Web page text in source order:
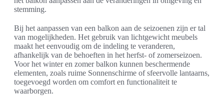
stemming.
Bij het aanpassen van een balkon aan de seizoenen zijn er tal
van mogelijkheden. Het gebruik van lichtgewicht meubels
maakt het eenvoudig om de indeling te veranderen,
afhankelijk van de behoeften in het herfst- of zomerseizoen.
Voor het winter en zomer balkon kunnen beschermende
elementen, zoals ruime Sonnenschirme of sfeervolle lantaarns,
toegevoegd worden om comfort en functionaliteit te
waarborgen.